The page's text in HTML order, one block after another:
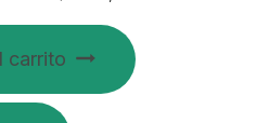
carrito